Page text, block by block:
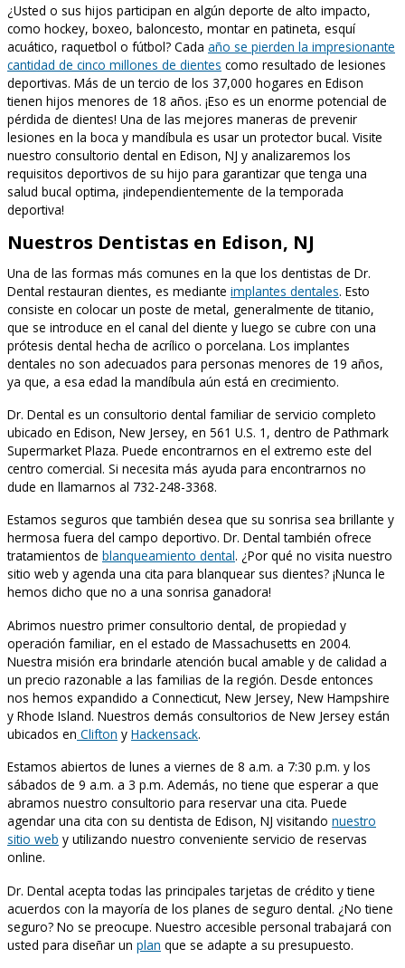
¿Usted o sus hijos participan en algún deporte de alto impacto,
como hockey, boxeo, baloncesto, montar en patineta, esquí
acuático, raquetbol o fútbol? Cada año se pierden la impresionante
cantidad de cinco millones de dientes como resultado de lesiones
deportivas. Más de un tercio de los 37,000 hogares en Edison
tienen hijos menores de 18 años. ¡Eso es un enorme potencial de
pérdida de dientes! Una de las mejores maneras de prevenir
lesiones en la boca y mandíbula es usar un protector bucal. Visite
nuestro consultorio dental en Edison, NJ y analizaremos los
requisitos deportivos de su hijo para garantizar que tenga una
salud bucal optima, ¡independientemente de la temporada
deportiva!
Nuestros Dentistas en Edison, NJ
Una de las formas más comunes en la que los dentistas de Dr.
Dental restauran dientes, es mediante implantes dentales. Esto
consiste en colocar un poste de metal, generalmente de titanio,
que se introduce en el canal del diente y luego se cubre con una
prótesis dental hecha de acrílico o porcelana. Los implantes
dentales no son adecuados para personas menores de 19 años,
ya que, a esa edad la mandíbula aún está en crecimiento.
Dr. Dental es un consultorio dental familiar de servicio completo
ubicado en Edison, New Jersey, en 561 U.S. 1, dentro de Pathmark
Supermarket Plaza. Puede encontrarnos en el extremo este del
centro comercial. Si necesita más ayuda para encontrarnos no
dude en llamarnos al 732-248-3368.
Estamos seguros que también desea que su sonrisa sea brillante y
hermosa fuera del campo deportivo. Dr. Dental también ofrece
tratamientos de blanqueamiento dental. ¿Por qué no visita nuestro
sitio web y agenda una cita para blanquear sus dientes? ¡Nunca le
hemos dicho que no a una sonrisa ganadora!
Abrimos nuestro primer consultorio dental, de propiedad y
operación familiar, en el estado de Massachusetts en 2004.
Nuestra misión era brindarle atención bucal amable y de calidad a
un precio razonable a las familias de la región. Desde entonces
nos hemos expandido a Connecticut, New Jersey, New Hampshire
y Rhode Island. Nuestros demás consultorios de New Jersey están
ubicados en Clifton y Hackensack.
Estamos abiertos de lunes a viernes de 8 a.m. a 7:30 p.m. y los
sábados de 9 a.m. a 3 p.m. Además, no tiene que esperar a que
abramos nuestro consultorio para reservar una cita. Puede
agendar una cita con su dentista de Edison, NJ visitando nuestro
sitio web y utilizando nuestro conveniente servicio de reservas
online.
Dr. Dental acepta todas las principales tarjetas de crédito y tiene
acuerdos con la mayoría de los planes de seguro dental. ¿No tiene
seguro? No se preocupe. Nuestro accesible personal trabajará con
usted para diseñar un plan que se adapte a su presupuesto.